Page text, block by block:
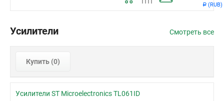
Р (RUB)
Усилители Смотреть все
Купить (0)
Усилители ST Microelectronics TL061ID